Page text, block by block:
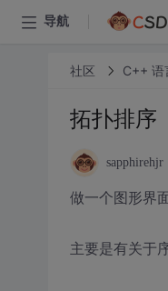
导航
社区 C++ 语
拓扑排序
sapphirehjr
做一个图形界
主要是有关于